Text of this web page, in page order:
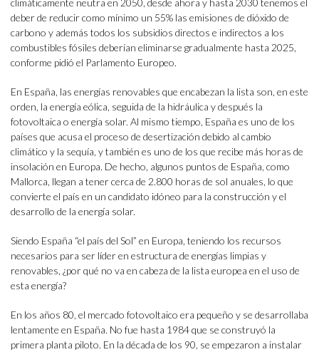
climáticamente neutra en 2050, desde ahora y hasta 2030 tenemos el
deber de reducir como mínimo un 55% las emisiones de dióxido de
carbono y además todos los subsidios directos e indirectos a los
combustibles fósiles deberían eliminarse gradualmente hasta 2025,
conforme pidió el Parlamento Europeo.
En España, las energías renovables que encabezan la lista son, en este
orden, la energía eólica, seguida de la hidráulica y después la
fotovoltaica o energía solar. Al mismo tiempo, España es uno de los
países que acusa el proceso de desertización debido al cambio
climático y la sequía, y también es uno de los que recibe más horas de
insolación en Europa. De hecho, algunos puntos de España, como
Mallorca, llegan a tener cerca de 2.800 horas de sol anuales, lo que
convierte el país en un candidato idóneo para la construcción y el
desarrollo de la energía solar.
Siendo España “el país del Sol” en Europa, teniendo los recursos
necesarios para ser líder en estructura de energías limpias y
renovables, ¿por qué no va en cabeza de la lista europea en el uso de
esta energía?
En los años 80, el mercado fotovoltaico era pequeño y se desarrollaba
lentamente en España. No fue hasta 1984 que se construyó la
primera planta piloto. En la década de los 90, se empezaron a instalar